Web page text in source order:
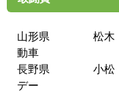
山形県 松木
動車
長野県 小松
デー